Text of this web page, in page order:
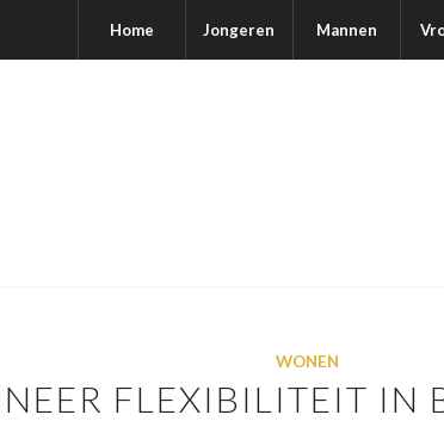
Home Jongeren Mannen
WONEN
FLEXIBILITEIT IN